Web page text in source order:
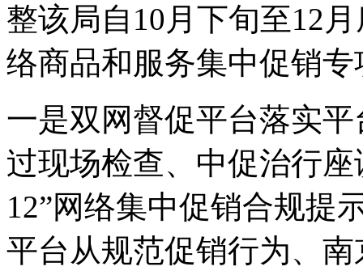
整该局自10月下旬至12
络商品和服务集中促销
一是双网督促平台落实
过现场检查、中促治行座
12”网络集中促销合规提
平台从规范促销行为、